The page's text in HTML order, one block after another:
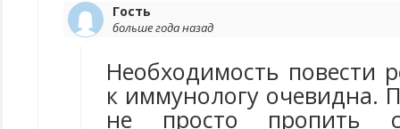
Гость
больше года назад
Необходимость повести
к иммунологу очевидна.
не просто пропить